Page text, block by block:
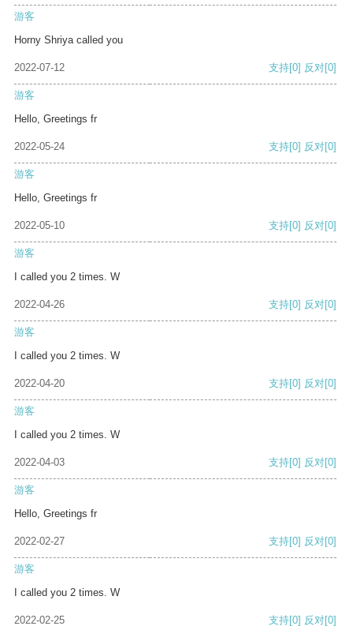
游客
Horny Shriya called you
2022-07-12 支持[0] 反对[0]
游客
Hello, Greetings fr
2022-05-24 支持[0] 反对[0]
游客
Hello, Greetings fr
2022-05-10 支持[0] 反对[0]
游客
I called you 2 times. W
2022-04-26 支持[0] 反对[0]
游客
I called you 2 times. W
2022-04-20 支持[0] 反对[0]
游客
I called you 2 times. W
2022-04-03 支持[0] 反对[0]
游客
Hello, Greetings fr
2022-02-27 支持[0] 反对[0]
游客
I called you 2 times. W
2022-02-25 支持[0] 反对[0]